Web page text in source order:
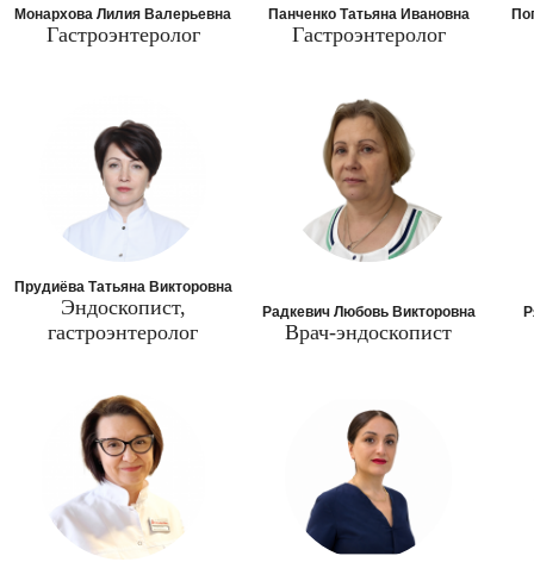
Монархова Лилия Валерьевна
Гастроэнтеролог
Панченко Татьяна Ивановна
Гастроэнтеролог
Прудиёва Татьяна Викторовна
Эндоскопист,
гастроэнтеролог
Радкевич Любовь Викторовна
Врач-эндоскопист